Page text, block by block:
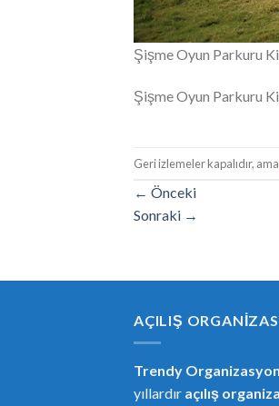
Şişme Oyun Parkuru
Şişme Oyun Parkuru
Geri izlemeler kapalıdır, ama
← Önceki
Sonraki →
AÇILIŞ
Trendy Organizasyon
yıllardır açılış